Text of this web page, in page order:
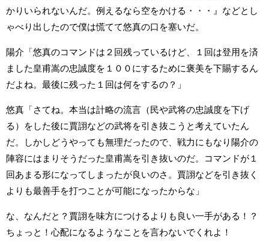
かりいられないんだ。例えるなら空をかける・・・』などとし
ゃべり出したので僕は慌てて悠真の口を塞いだ。
陽介「悠真のコマンドは２回残っているけど、１回は登用を済
ました皇甫嵩の忠誠度を１００にするために褒美を下賜するん
だよね。最後に残った１回は何をするの？」
悠真「さてね。本当は計略の流言（民や武将の忠誠度を下げ
る）をした後に賈詡などの武将を引き抜こうと考えていたん
だ。しかしどうやっても無理だったので、戦力にもなり陽介の
陣容にはまりそうだった皇甫嵩を引き抜いのだ。コマンドが１
回あまる形になってしまったが良いのさ。賈詡などを引き抜く
よりも最善手を打つことが可能になったからな」
な、なんだと？賈詡を味方につけるよりも良い一手がある！？
ちょっと！心配になるようなことを言わないでくれよ！